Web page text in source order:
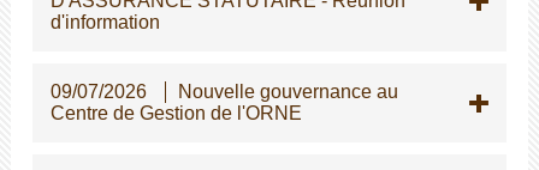
d'information
09/07/2026
Nouvelle gouvernance au
Centre de Gestion de l'ORNE